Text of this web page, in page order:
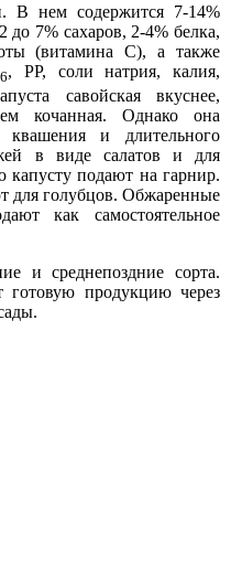
В нем содержится 7-14%
до 7% сахаров, 2-4% белка,
(витамина С), а также
6, РР, соли натрия, калия,
савойская вкуснее,
кочанная. Однако она
и длительного
в виде салатов и для
подают на гарнир.
для голубцов. Обжаренные
как самостоятельное
и среднепоздние сорта.
готовую продукцию через